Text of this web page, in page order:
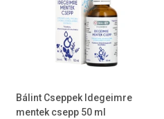
Bálint Cseppek Idegeimre
mentek csepp 50 ml